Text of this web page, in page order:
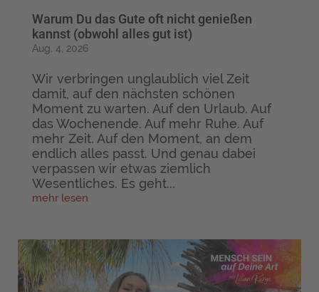
Warum Du das Gute oft nicht genießen
kannst (obwohl alles gut ist)
Aug. 4, 2026
Wir verbringen unglaublich viel Zeit
damit, auf den nächsten schönen
Moment zu warten. Auf den Urlaub. Auf
das Wochenende. Auf mehr Ruhe. Auf
mehr Zeit. Auf den Moment, an dem
endlich alles passt. Und genau dabei
verpassen wir etwas ziemlich
Wesentliches. Es geht...
mehr lesen